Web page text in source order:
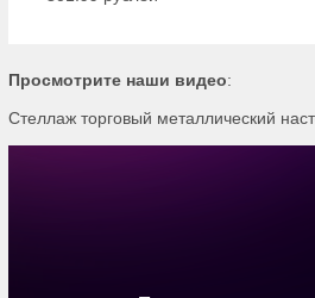
Просмотрите наши видео:
Стеллаж торговый металлический